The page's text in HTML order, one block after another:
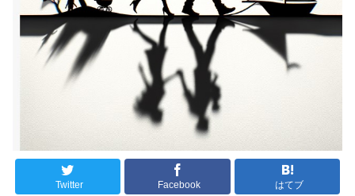
Twitter Facebook はてブ